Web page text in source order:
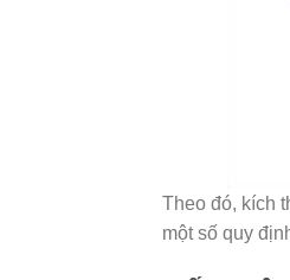
Theo đó, kích
một số quy